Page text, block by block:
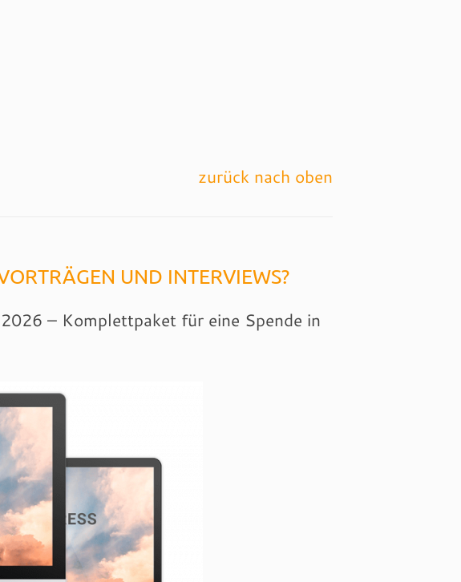
zurück nach oben
UND INTERVIEWS?
– Komplettpaket für eine Spende in